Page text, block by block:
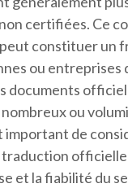
certifiées. Ce
constituer un
ou entreprises
documents
ou
important de
traduction
et la fiabilité du